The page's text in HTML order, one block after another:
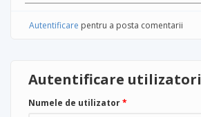
Autentificare pentru a posta comentarii
Autentificare utilizatori
Numele de utilizator*